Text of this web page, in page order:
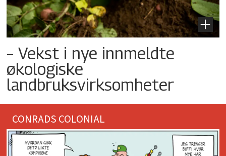
– Vekst i nye innmeldte
økologiske
landbruksvirksomheter
CONRADS COLONIAL